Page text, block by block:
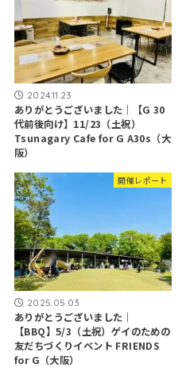
2024.11.23
ありがとうございました｜【G 30
代前後向け】11/23（土祝）
Tsunagary Cafe for G A30s（大
阪）
開催レポート
2025.05.03
ありがとうございました｜
【BBQ】5/3（土祝）ゲイのための
友だちづくりイベント FRIENDS
for G（大阪）